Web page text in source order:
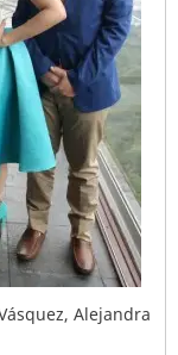
Alejandra